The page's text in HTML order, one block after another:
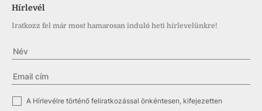
Hírlevél
Iratkozz fel már most hamarosan induló heti hírlevelünkre!
A Hírlevélre történő feliratkozással önkéntesen, kifejezetten